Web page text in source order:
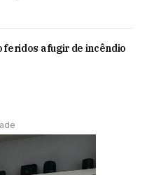
feridos a fugir de incêndio